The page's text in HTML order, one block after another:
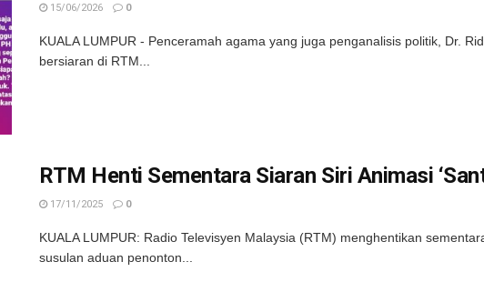
15/06/2026 0
KUALA LUMPUR - Penceramah agama yang juga penganalisis politik, Dr.
bersiaran di RTM...
RTM Henti Sementara Siaran Siri Animasi
17/11/2025 0
KUALA LUMPUR: Radio Televisyen Malaysia (RTM) menghentikan
susulan aduan penonton...